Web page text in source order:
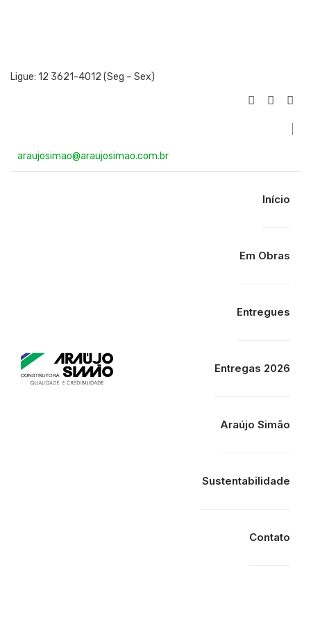
Ligue: 12 3621-4012 (Seg – Sex)
araujosimao@araujosimao.com.br
Início
Em Obras
Entregues
Entregas 2026
Araújo Simão
Sustentabilidade
Contato